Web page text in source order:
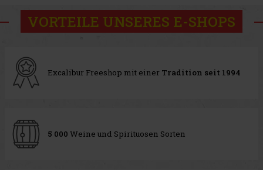
VORTEILE UNSERES E-SHOPS
Excalibur Freeshop mit einer Tradition seit 1994
5 000 Weine und Spirituosen Sorten